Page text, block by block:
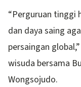
“Perguruan tinggi
dan daya saing
persaingan
wisuda bersama
Wongsojudo.